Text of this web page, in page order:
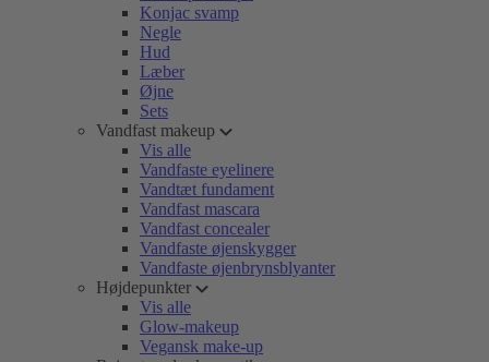
Konjac svamp
Negle
Hud
Læber
Øjne
Sets
Vandfast makeup
Vis alle
Vandfaste eyelinere
Vandtæt fundament
Vandfast mascara
Vandfast concealer
Vandfaste øjenskygger
Vandfaste øjenbrynsblyanter
Højdepunkter
Vis alle
Glow-makeup
Vegansk make-up